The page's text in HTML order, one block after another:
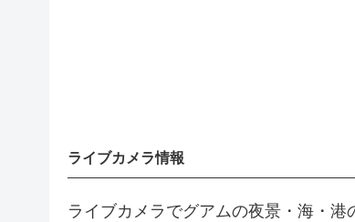
ライブカメラ情報
ライブカメラでグアムの夜景・海・港